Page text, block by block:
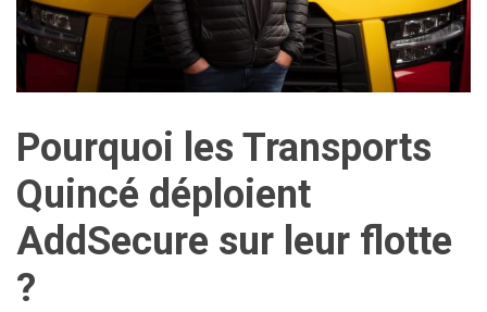
Pourquoi les Transports
Quincé déploient
AddSecure sur leur flotte
?